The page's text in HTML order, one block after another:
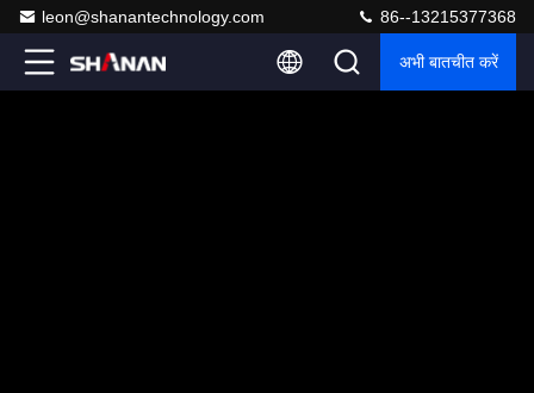
leon@shanantechnology.com 86--13215377368
अभी बातचीत करें